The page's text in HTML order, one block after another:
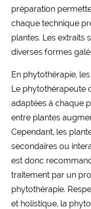
préparation
chaque technique
plantes. Les extraits
diverses formes
En phytothérapie,
Le phytothérapeute
adaptées à chaque
entre plantes
Cependant, les
secondaires ou
est donc
traitement par un
phytothérapie.
et holistique, la